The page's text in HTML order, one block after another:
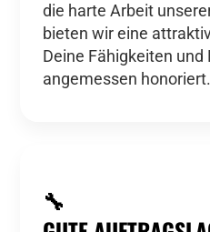
die harte Arbeit
bieten wir eine
Deine Fähigkeiten und
angemessen honoriert.
🔧